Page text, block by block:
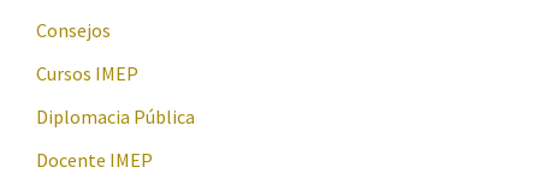
Consejos
Cursos IMEP
Diplomacia Pública
Docente IMEP